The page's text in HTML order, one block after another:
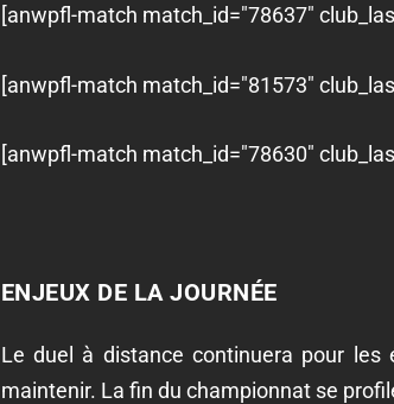
[anwpfl-match match_id="78637"
[anwpfl-match match_id="81573"
[anwpfl-match match_id="78630"
ENJEUX DE LA JOURNÉE
Le duel à distance continuera pour
maintenir. La fin du championnat se